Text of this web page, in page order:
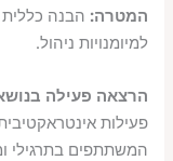
המטרה: הבנה
למיומנויות ניהול.
הרצאה פעילה
פעילות
המשתתפים בתרגילי